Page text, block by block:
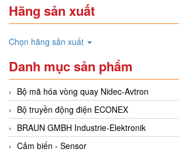
Hãng sản xuất
Chọn hãng sản xuất
Danh mục sản phẩm
Bộ mã hóa vòng quay Nidec-Avtron
Bộ truyền động điện ECONEX
BRAUN GMBH Industrie-Elektronik
Cảm biến - Sensor